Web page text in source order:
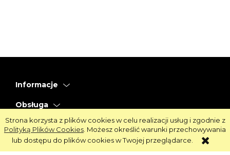
Strona korzysta z plików cookies w celu realizacji usług i zgodnie z
Polityką Plików Cookies . Możesz określić warunki przechowywania
lub dostępu do plików cookies w Twojej przeglądarce.
Informacje
Obsługa
Strefa Klienta
Strefa Marek